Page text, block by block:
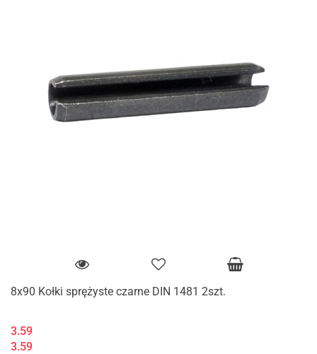
8x90 Kołki sprężyste czarne DIN 1481 2szt.
3.59
3.59